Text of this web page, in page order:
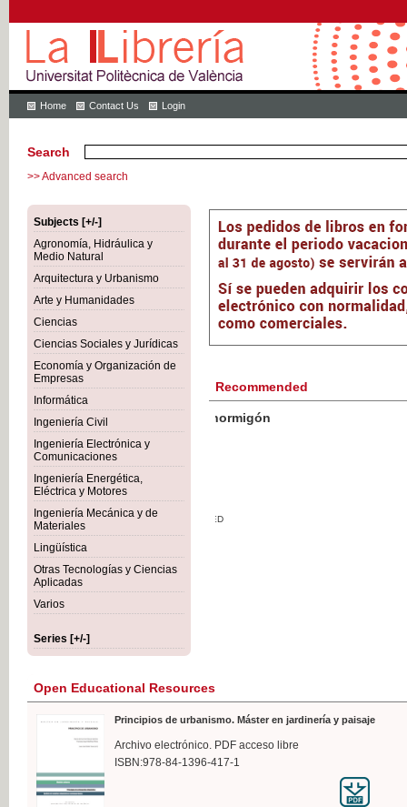
Home Contact Us Login
Search
>> Advanced search
Subjects [+/-]
Agronomía, Hidráulica y
Medio Natural
Arquitectura y Urbanismo
Arte y Humanidades
Ciencias
Ciencias Sociales y Jurídicas
Economía y Organización de
Empresas
Informática
Ingeniería Civil
Ingeniería Electrónica y
Comunicaciones
Ingeniería Energética,
Eléctrica y Motores
Ingeniería Mecánica y de
Materiales
Lingüística
Otras Tecnologías y Ciencias
Aplicadas
Varios
Series [+/-]
Recommended
Botánica Agroalimentaria
Open Educational Resources
Principios de urbanismo. Máster en jardinería y paisaje
Archivo electrónico. PDF acceso libre
ISBN:978-84-1396-417-1